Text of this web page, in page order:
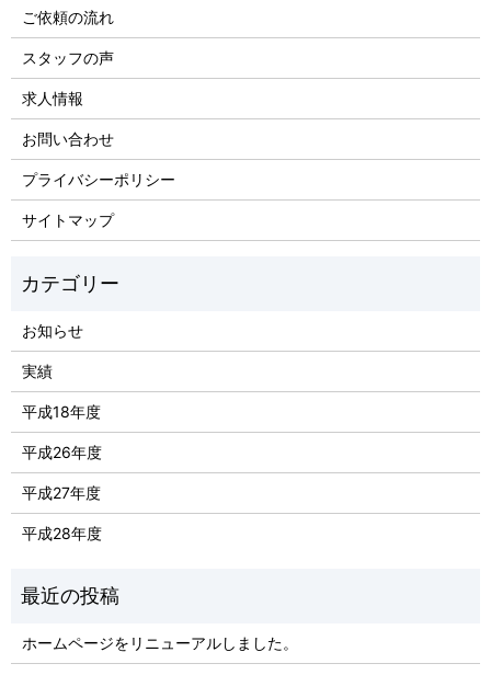
ご依頼の流れ
スタッフの声
求人情報
お問い合わせ
プライバシーポリシー
サイトマップ
お知らせ
実績
平成18年度
平成26年度
平成27年度
平成28年度
ホームページをリニューアルしました。